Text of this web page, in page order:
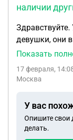
наличии
девушки, они
просто он
она подала на
подали на
параллельно
показывает
Показать
17 февраля,
Москва
У вас
Опишите свои
делать.